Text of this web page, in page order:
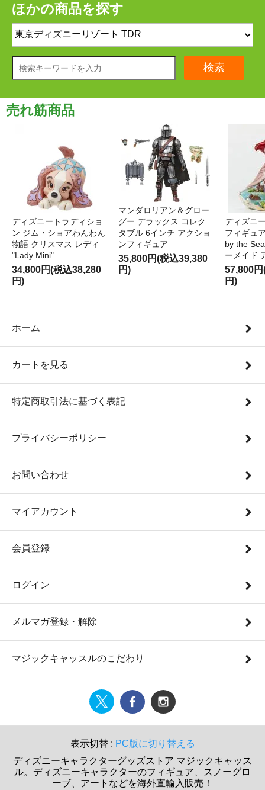
ほかの商品を探す
検索
売れ筋商品
ディズニートラディショ
ン ジム・ショアわんわん
物語 クリスマス レディ
"Lady Mini"
34,800円(税込38,280
円)
マンダロリアン＆グロー
グー デラックス コレク
タブル 6インチ アクショ
ンフィギュア
35,800円(税込39,380
円)
ディズニ
フィギュ
by the
ーメイド
57,800
円)
ホーム
カートを見る
特定商取引法に基づく表記
プライバシーポリシー
お問い合わせ
マイアカウント
会員登録
ログイン
メルマガ登録・解除
マジックキャッスルのこだわり
表示切替 : PC版に切り替える
ディズニーキャラクターグッズストア マジックキャッス
ル。ディズニーキャラクターのフィギュア、スノーグロ
ーブ、アートなどを海外直輸入販売！